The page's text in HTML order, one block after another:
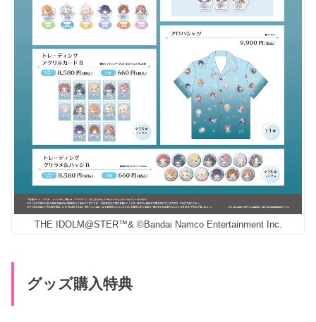
THE IDOLM@STER™& ©Bandai Namco Entertainment Inc.
グッズ購入特典